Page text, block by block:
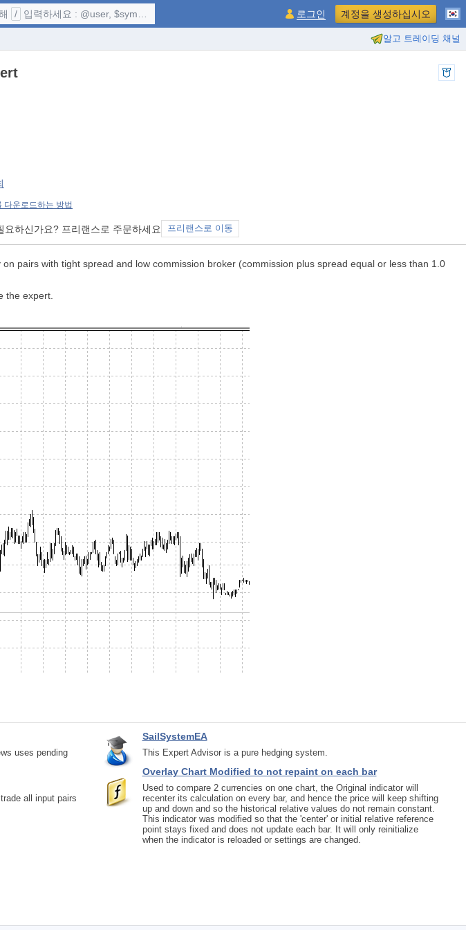
알고 트레이딩 채널
/ 입력하세요 : @user, $symbol, ... 로그인 계정을 생성하십시오
다운로드하는 방법
하신가요? 프리랜스로 주문하세요 프리랜스로 이동
pairs with tight spread and low commission broker (commission plus spread equal or less than 1.0
the expert.
SailSystemEA
This Expert Advisor is a pure hedging system.
Overlay Chart Modified to not repaint on each bar
Used to compare 2 currencies on one chart, the Original indicator will
recenter its calculation on every bar, and hence the price will keep shifting
up and down and so the historical relative values do not remain constant.
This indicator was modified so that the 'center' or initial relative reference
point stays fixed and does not update each bar. It will only reinitialize
when the indicator is reloaded or settings are changed.
uses pending
all input pairs